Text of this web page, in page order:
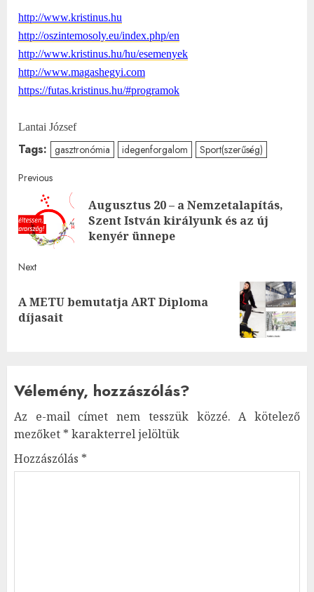
http://www.kristinus.hu
http://oszintemosoly.eu/index.php/en
http://www.kristinus.hu/hu/esemenyek
http://www.magashegyi.com
https://futas.kristinus.hu/#programok
Lantai József
Tags: gasztronómia idegenforgalom Sport(szerűség)
Post
navigation
Previous
Augusztus 20 – a Nemzetalapítás,
Szent István királyunk és az új
kenyér ünnepe
Next
Next
post:
A METU bemutatja ART Diploma
díjasait
Vélemény, hozzászólás?
Az e-mail címet nem tesszük közzé. A kötelező
mezőket * karakterrel jelöltük
Hozzászólás *